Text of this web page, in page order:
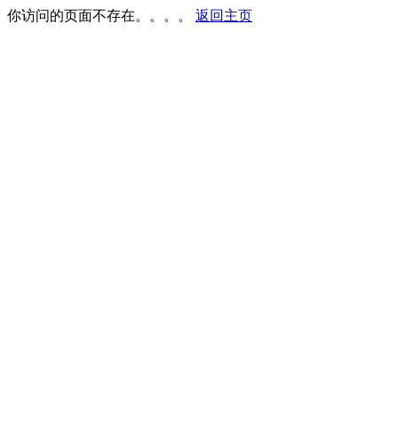
你访问的页面不存在。。。。 返回主页